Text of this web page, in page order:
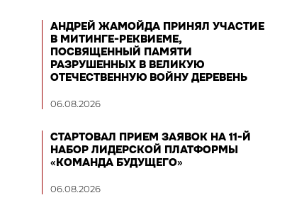
АНДРЕЙ ЖАМОЙДА ПРИНЯЛ УЧАСТИЕ
В МИТИНГЕ-РЕКВИЕМЕ,
ПОСВЯЩЕННЫЙ ПАМЯТИ
РАЗРУШЕННЫХ В ВЕЛИКУЮ
ОТЕЧЕСТВЕННУЮ ВОЙНУ ДЕРЕВЕНЬ
06.08.2026
СТАРТОВАЛ ПРИЕМ ЗАЯВОК НА 11-Й
НАБОР ЛИДЕРСКОЙ ПЛАТФОРМЫ
«КОМАНДА БУДУЩЕГО»
06.08.2026